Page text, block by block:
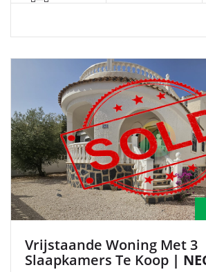
Vrijstaande Woning Met 3
Slaapkamers Te Koop |